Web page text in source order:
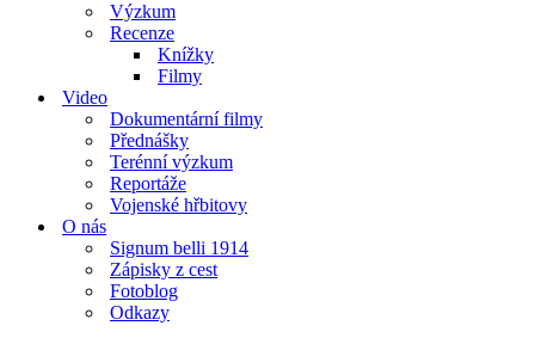
Výzkum
Recenze
Knížky
Filmy
Video
Dokumentární filmy
Přednášky
Terénní výzkum
Reportáže
Vojenské hřbitovy
O nás
Signum belli 1914
Zápisky z cest
Fotoblog
Odkazy